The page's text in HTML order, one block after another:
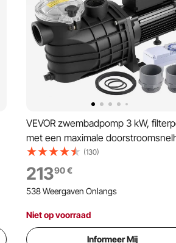
VEVOR zwembadpomp 3 kW,
met een maximale
van 35.000 l/u, eentraps
met 2860 tpm, maximale
van 19 m, met 24-uurs timer en
filtermand, voor bovengrondse en
ingegraven zwembaden en spa's.
(130)
21390€
538 Weergaven Onlangs
Niet op voorraad
Informeer Mij